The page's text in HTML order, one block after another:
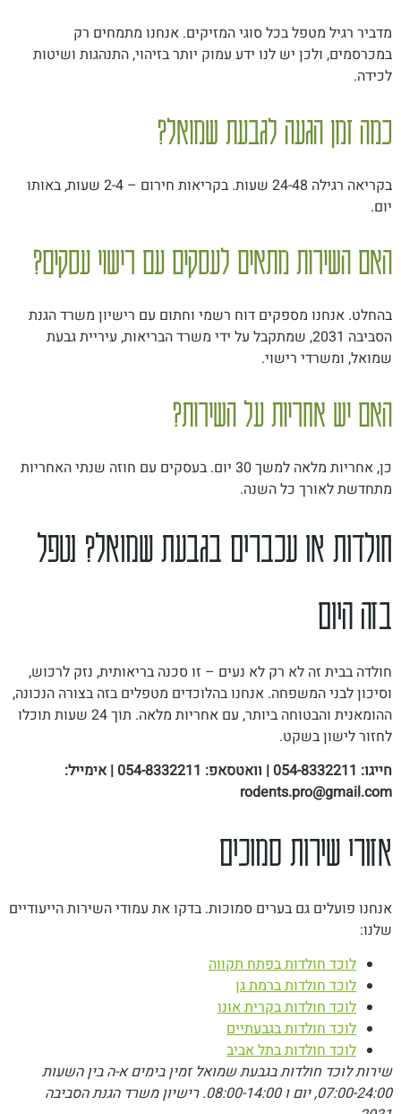
מדביר רגיל מטפל בכל סוגי המזיקים. אנחנו מתמחים רק
במכרסמים, ולכן יש לנו ידע עמוק יותר בזיהוי, התנהגות ושיטות
לכידה.
כמה זמן הגעה לגבעת שמואל?
בקריאה רגילה 24-48 שעות. בקריאות חירום – 2-4 שעות, באותו
יום.
האם השירות מתאים לעסקים עם רישוי עסקים?
בהחלט. אנחנו מספקים דוח רשמי וחתום עם רישיון משרד הגנת
הסביבה 2031, שמתקבל על ידי משרד הבריאות, עיריית גבעת
שמואל, ומשרדי רישוי.
האם יש אחריות על השירות?
כן, אחריות מלאה למשך 30 יום. בעסקים עם חוזה שנתי האחריות
מתחדשת לאורך כל השנה.
חולדות או עכברים בגבעת שמואל? נטפל
בזה היום
חולדה בבית זה לא רק לא נעים – זו סכנה בריאותית, נזק לרכוש,
וסיכון לבני המשפחה. אנחנו בהלוכדים מטפלים בזה בצורה הנכונה,
ההומאנית והבטוחה ביותר, עם אחריות מלאה. תוך 24 שעות תוכלו
לחזור לישון בשקט.
חייגו: 054-8332211 | וואטסאפ: 054-8332211 | אימייל:
rodents.pro@gmail.com
אזורי שירות סמוכים
אנחנו פועלים גם בערים סמוכות. בדקו את עמודי השירות הייעודיים
שלנו:
לוכד חולדות בפתח תקווה
לוכד חולדות ברמת גן
לוכד חולדות בקרית אונו
לוכד חולדות בגבעתיים
לוכד חולדות בתל אביב
שירות לוכד חולדות בגבעת שמואל זמין בימים א-ה בין השעות
07:00-24:00, יום ו 08:00-14:00. רישיון משרד הגנת הסביבה